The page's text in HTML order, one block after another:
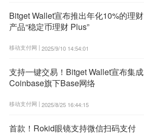
Bitget Wallet宣布推出年化10%的理财
产品“稳定币理财 Plus”
移动支付网 | 2025/9/10 14:54:01
支持一键交易！Bitget Wallet宣布集成
Coinbase旗下Base网络
移动支付网 | 2025/8/25 16:44:15
首款！Rokid眼镜支持微信扫码支付